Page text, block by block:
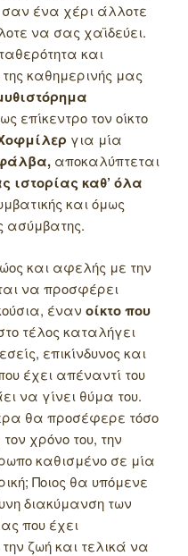
ένα χέρι άλλοτε
να σας χαϊδεύει.
και
καθημερινής μας
επίκεντρο τον οίκτο
για μία
αποκαλύπτεται
ιστορίας καθ’ όλα
και όμως
ασύμβατης.
και αφελής με την
να προσφέρει
έναν οίκτο που
τέλος καταλήγει
επικίνδυνος και
έχει απέναντί του
να γίνει θύμα του.
θα προσέφερε τόσο
χρόνο του, την
καθισμένο σε μία
Ποιος θα υπόμενε
διακύμανση των
που έχει
ζωή και τελικά να